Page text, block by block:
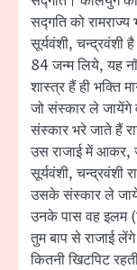
सद्गति को
सूर्यवंशी, चन्द्रवंशी
84 जन्म लिये, यह
शास्त्र हैं ही भक्ति
जो संस्कार ले जायेंगे
संस्कार भरे जाते हैं
उस राजाई में आकर,
सूर्यवंशी, चन्द्रवंशी
उसके संस्कार ले
उनके पास वह इलम
तुम बाप से राजाई
कितनी खिटपिट